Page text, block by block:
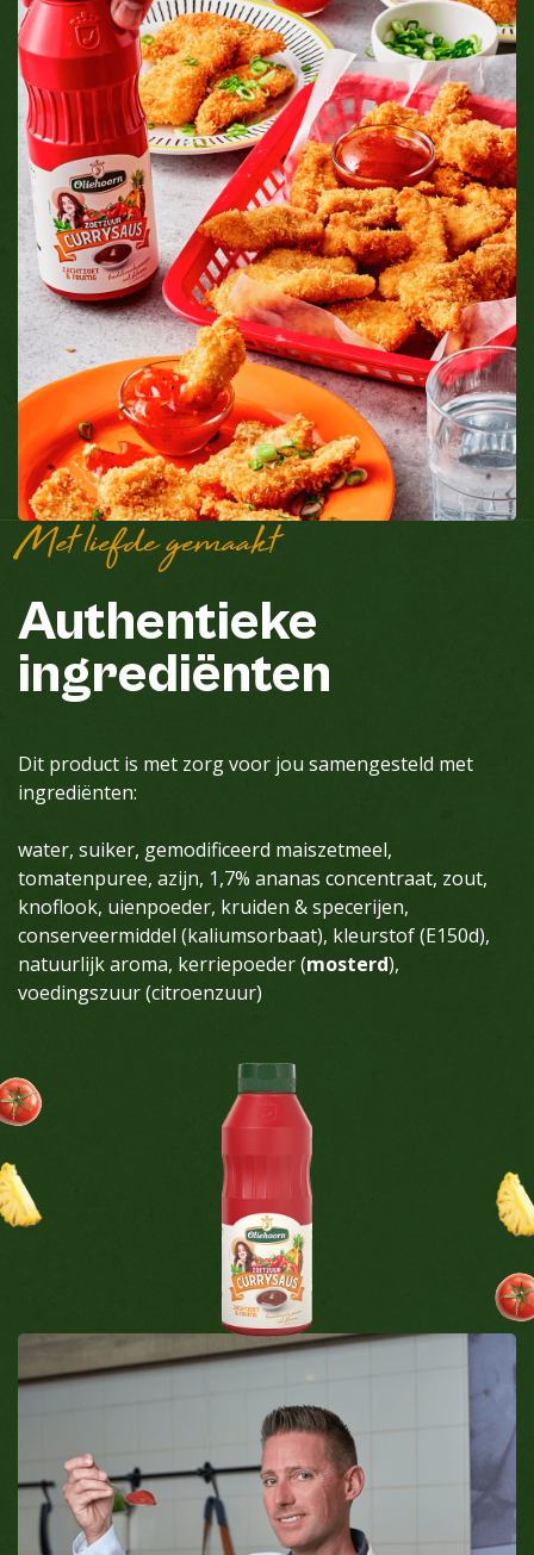
Met liefde gemaakt
Authentieke
ingrediënten
Dit product is met zorg voor jou samengesteld met
ingrediënten:
water, suiker, gemodificeerd maiszetmeel,
tomatenpuree, azijn, 1,7% ananas concentraat, zout,
knoflook, uienpoeder, kruiden & specerijen,
conserveermiddel (kaliumsorbaat), kleurstof (E150d),
natuurlijk aroma, kerriepoeder (mosterd),
voedingszuur (citroenzuur)